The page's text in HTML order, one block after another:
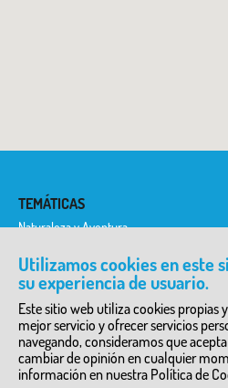
Utilizamos cookies en este
su experiencia de usuario.
Este sitio web utiliza cookies propias
mejor servicio y ofrecer servicios
navegando, consideramos que
cambiar de opinión en cualquier
información en nuestra Política de
TEMÁTICAS
Naturaleza y Aventura
Historia del Arte
Ciencia y Tecnología
Literatura y Teatro
Arqueología
DIRECTORIO DE SERVICIOS
Granjas Escuela y Zoos
Empresas de turismo activo y ecoturismo